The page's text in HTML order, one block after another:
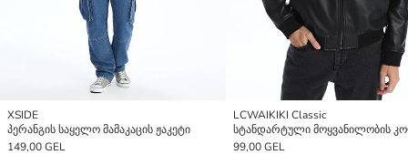
XSIDE
პერანგის საყელო მამაკაცის ჟაკეტი
149,00 GEL
LCWAIKIKI Classic
99,00 GEL